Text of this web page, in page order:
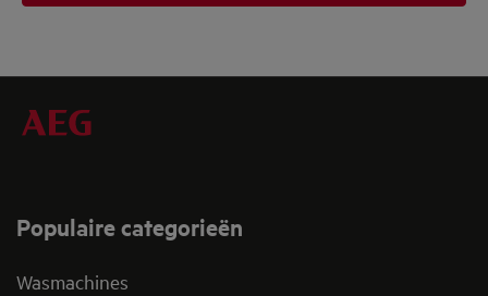
Populaire categorieën
Wasmachines